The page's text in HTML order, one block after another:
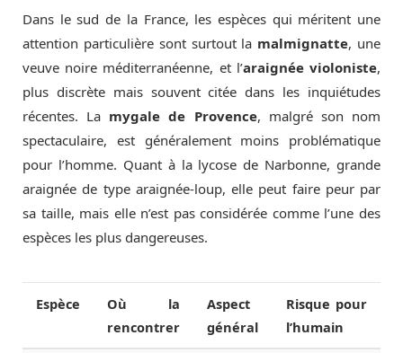
Dans le sud de la France, les espèces qui méritent une
attention particulière sont surtout la malmignatte, une
veuve noire méditerranéenne, et l’araignée violoniste,
plus discrète mais souvent citée dans les inquiétudes
récentes. La mygale de Provence, malgré son nom
spectaculaire, est généralement moins problématique
pour l’homme. Quant à la lycose de Narbonne, grande
araignée de type araignée-loup, elle peut faire peur par
sa taille, mais elle n’est pas considérée comme l’une des
espèces les plus dangereuses.
Espèce
Où la
rencontrer
Aspect
général
Risque pour
l’humain